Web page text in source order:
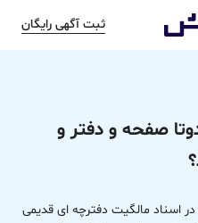
ثبت آگهی رایگان
صفحه و دفتر و
اسناد مالگیت دفترچه ای قدیمی